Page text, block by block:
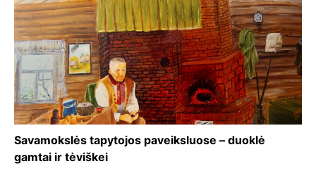
Savamokslės tapytojos paveiksluose – duoklė
gamtai ir tėviškei